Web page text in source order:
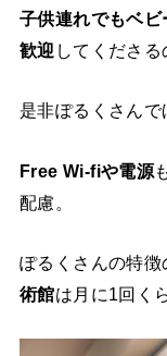
子供連れでもベビ
歓迎 してくださる
是非ぽるくさん
Free Wi-fiや電源
配慮。
ぽるくさんの特徴
術館は月に1回く